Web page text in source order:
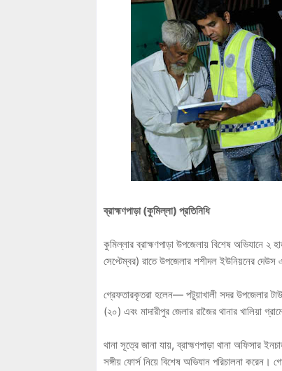
ব্রাহ্মণপাড়া (কুমিল্লা) প্রতিনিধি
কুমিল্লার ব্রাহ্মণপাড়া উপজেলায় বিশেষ অভিযানে
সেপ্টেম্বর) রাতে উপজেলার শশীদল ইউনিয়নের
গ্রেফতারকৃতরা হলেন— পটুয়াখালী সদর উপজেলার
(২০) এবং মাদারীপুর জেলার রাজৈর থানার খালিয়া
থানা সূত্রে জানা যায়, ব্রাহ্মণপাড়া থানা অফিসার
সঙ্গীয় ফোর্স নিয়ে বিশেষ অভিযান পরিচালনা